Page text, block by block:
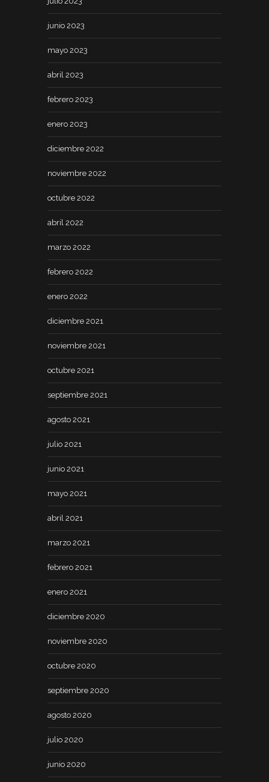
junio 2023
mayo 2023
abril 2023
febrero 2023
enero 2023
diciembre 2022
noviembre 2022
octubre 2022
abril 2022
marzo 2022
febrero 2022
enero 2022
diciembre 2021
noviembre 2021
octubre 2021
septiembre 2021
agosto 2021
julio 2021
junio 2021
mayo 2021
abril 2021
marzo 2021
febrero 2021
enero 2021
diciembre 2020
noviembre 2020
octubre 2020
septiembre 2020
agosto 2020
julio 2020
junio 2020